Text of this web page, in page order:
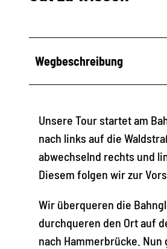
Wegbeschreibung
Unsere Tour startet am
nach links auf die
abwechselnd rechts und
Diesem folgen wir zur
Wir überqueren die
durchqueren den Ort auf
nach Hammerbrücke.